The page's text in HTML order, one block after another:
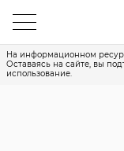
На информационном
Оставаясь на сайте, вы
использование.